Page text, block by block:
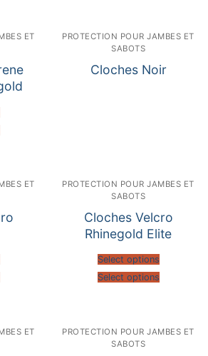
ET
PROTECTION POUR JAMBES ET
SABOTS
Cloches Noir
ET
PROTECTION POUR JAMBES ET
SABOTS
Cloches Velcro
Rhinegold Elite
Select options
Select options
ET
PROTECTION POUR JAMBES ET
SABOTS